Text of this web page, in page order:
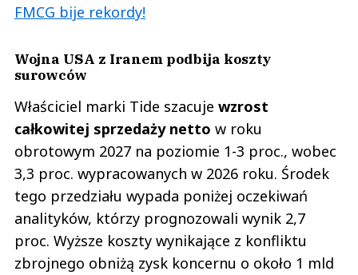
FMCG bije rekordy!
Wojna USA z Iranem podbija koszty
surowców
Właściciel marki Tide szacuje wzrost
całkowitej sprzedaży netto w roku
obrotowym 2027 na poziomie 1-3 proc., wobec
3,3 proc. wypracowanych w 2026 roku. Środek
tego przedziału wypada poniżej oczekiwań
analityków, którzy prognozowali wynik 2,7
proc. Wyższe koszty wynikające z konfliktu
zbrojnego obniżą zysk koncernu o około 1 mld